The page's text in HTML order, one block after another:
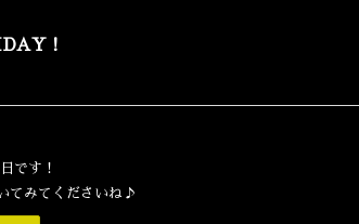
！
です！
てみてくださいね♪